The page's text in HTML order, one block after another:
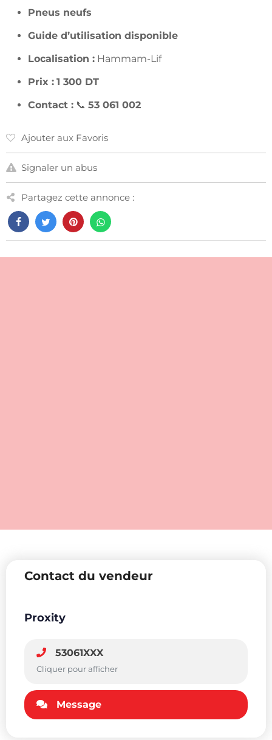
Pneus neufs
Guide d’utilisation disponible
Localisation : Hammam-Lif
Prix : 1 300 DT
Contact : 📞 53 061 002
Ajouter aux Favoris
Signaler un abus
Partagez cette annonce :
Contact du vendeur
Proxity
53061XXX
Cliquer pour afficher
Message